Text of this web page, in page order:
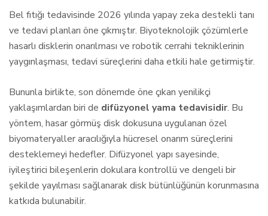
Bel fıtığı tedavisinde 2026 yılında yapay zeka destekli tanı
ve tedavi planları öne çıkmıştır. Biyoteknolojik çözümlerle
hasarlı disklerin onarılması ve robotik cerrahi tekniklerinin
yaygınlaşması, tedavi süreçlerini daha etkili hale getirmiştir.
Bununla birlikte, son dönemde öne çıkan yenilikçi
yaklaşımlardan biri de difüzyonel yama tedavisidir. Bu
yöntem, hasar görmüş disk dokusuna uygulanan özel
biyomateryaller aracılığıyla hücresel onarım süreçlerini
desteklemeyi hedefler. Difüzyonel yapı sayesinde,
iyileştirici bileşenlerin dokulara kontrollü ve dengeli bir
şekilde yayılması sağlanarak disk bütünlüğünün korunmasına
katkıda bulunabilir.